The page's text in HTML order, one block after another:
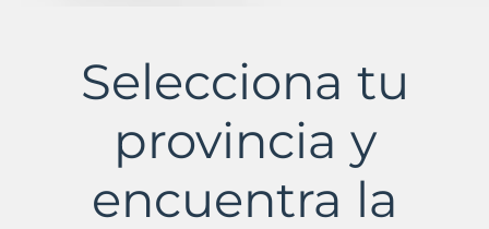
MurbalandsSelecciona tu
provincia y
encuentra la